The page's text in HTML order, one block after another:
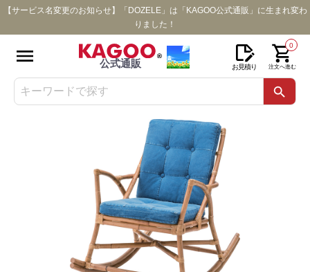
【サービス名変更のお知らせ】「DOZELE」は「KAGOO公式通販」に生まれ変わ
りました！
公式通販 お見積り
0
注文へ進む